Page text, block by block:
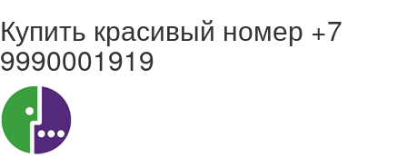
Купить красивый номер +7
9990001919